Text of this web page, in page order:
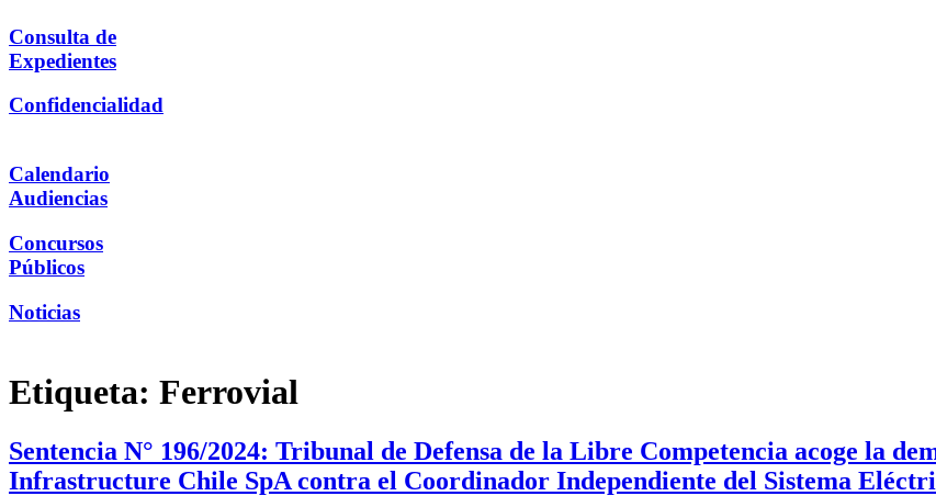
Consulta de
Expedientes
Confidencialidad
Calendario
Audiencias
Concursos
Públicos
Noticias
Etiqueta: Ferrovial
Sentencia N° 196/2024: Tribunal de Defensa de la Libre Competencia acoge la
Infrastructure Chile SpA contra el Coordinador Independiente del Sistema